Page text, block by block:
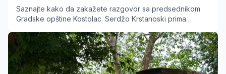
Saznajte kako da zakažete razgovor sa predsednikom
Gradske opštine Kostolac. Serdžo Krstanoski prima